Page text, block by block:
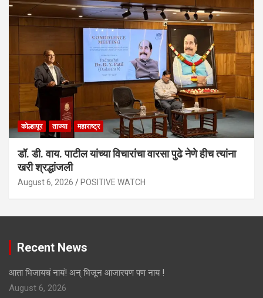
कोल्हापूर ताज्या महाराष्ट्र
डॉ. डी. वाय. पाटील यांच्या विचारांचा वारसा पुढे नेणे हीच त्यांना
खरी श्रद्धांजली
August 6, 2026 POSITIVE WATCH
Recent News
आता भिजायचं नायं! अन् भिजून आजारपण पण नाय !
August 6, 2026